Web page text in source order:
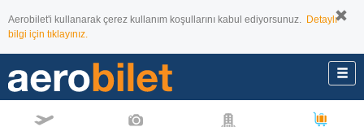
Aerobilet'i kullanarak çerez kullanım koşullarını kabul ediyorsunuz. Detaylı
bilgi için tıklayınız.